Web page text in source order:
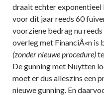
draait echter
voor dit jaar reeds 60
voorziene bedrag nu
overleg met FinanciÃ«n is
(zonder nieuwe procedure)
De gunning met Nuytten
moet er dus alleszins een
nieuwe gunning. En